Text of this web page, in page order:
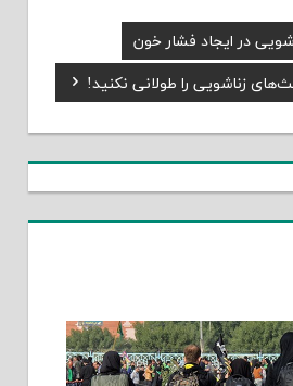
در ایجاد فشار خون
زناشویی را طولانی نکنید!